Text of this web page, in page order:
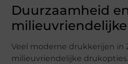
Duurzaamheid
Veel moderne drukkerijen in
milieuvriendelijke